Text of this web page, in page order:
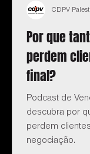
Por que
perdem
final?
Podcast de
descubra por
perdem
negociação.
CDPV